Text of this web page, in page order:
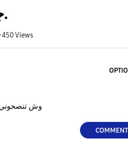
جوالي صار مرة سيء.
450Views
COMMENT